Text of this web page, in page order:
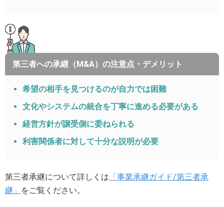
第三者への承継（M&A）の注意点・デメリット
希望の相手を見つけるのが自力では困難
文化やシステムの統合を丁寧に進める必要がある
経営方針が譲受側に委ねられる
利害関係者に対して十分な説明が必要
第三者承継について詳しくは 「事業承継ガイド/第三者承
継」 をご覧ください。